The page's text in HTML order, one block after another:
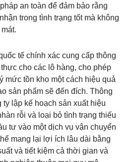
an toàn để đảm bảo rằng
trong tình trạng tốt mà không
tế chính xác cung cấp thông
cho các lô hàng, cho phép
mức tồn kho một cách hiệu quả
sản phẩm sẽ đến đích. Thông
ty lập kế hoạch sản xuất hiệu
rỗi và loại bỏ tình trạng thiếu
tư vào một dịch vụ vận chuyển
mang lại lợi ích lâu dài bằng
và tiết kiệm cả thời gian và